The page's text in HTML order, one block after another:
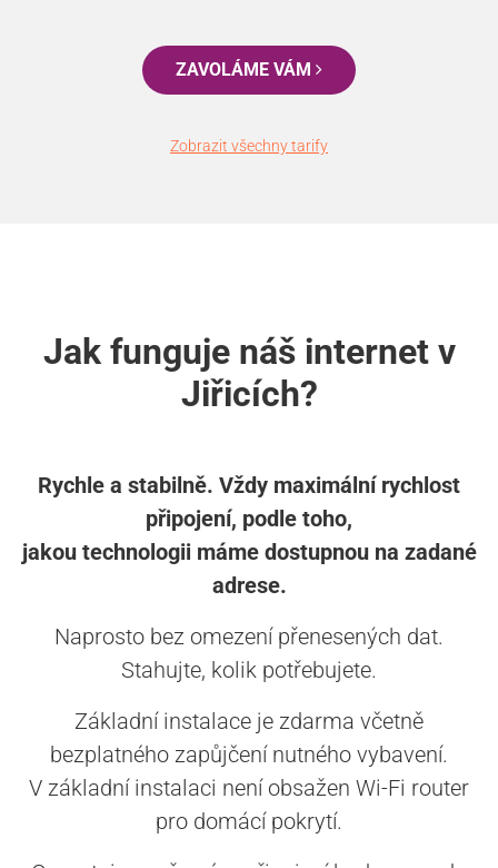
ZAVOLÁME VÁM
Zobrazit všechny tarify
Jak funguje náš internet v
Jiřicích?
Rychle a stabilně. Vždy maximální rychlost
připojení, podle toho,
jakou technologii máme dostupnou na zadané
adrese.
Naprosto bez omezení přenesených dat.
Stahujte, kolik potřebujete.
Základní instalace je zdarma včetně
bezplatného zapůjčení nutného vybavení.
V základní instalaci není obsažen Wi-Fi router
pro domácí pokrytí.